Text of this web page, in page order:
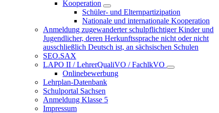
Kooperation
Schüler- und Elternpartizipation
Nationale und internationale Kooperation
Anmeldung zugewanderter schulpflichtiger Kinder und
Jugendlicher, deren Herkunftssprache nicht oder nicht
ausschließlich Deutsch ist, an sächsischen Schulen
SEO.SAX
LAPO II / LehrerQualiVO / FachlkVO
Onlinebewerbung
Lehrplan-Datenbank
Schulportal Sachsen
Anmeldung Klasse 5
Impressum